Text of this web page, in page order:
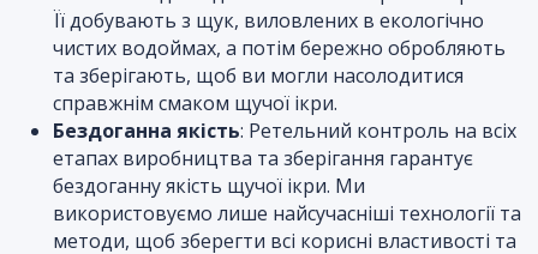
Її добувають з щук, виловлених в екологічно
чистих водоймах, а потім бережно обробляють
та зберігають, щоб ви могли насолодитися
справжнім смаком щучої ікри.
Бездоганна якість: Ретельний контроль на всіх
етапах виробництва та зберігання гарантує
бездоганну якість щучої ікри. Ми
використовуємо лише найсучасніші технології та
методи, щоб зберегти всі корисні властивості та
Отримати комерційну
пропозицію
ПІБ*: